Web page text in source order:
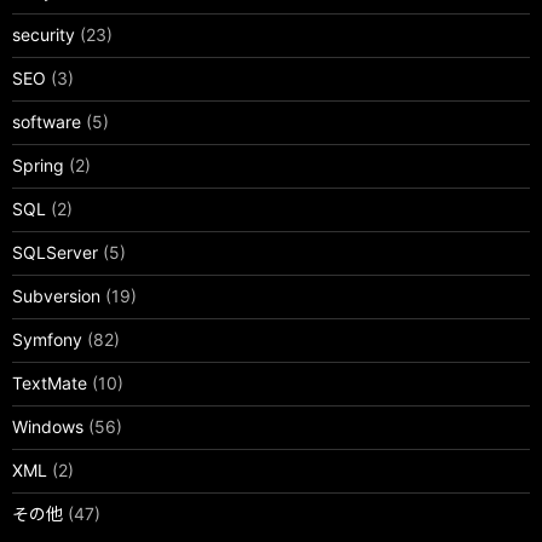
security (23)
SEO (3)
software (5)
Spring (2)
SQL (2)
SQLServer (5)
Subversion (19)
Symfony (82)
TextMate (10)
Windows (56)
XML (2)
その他 (47)